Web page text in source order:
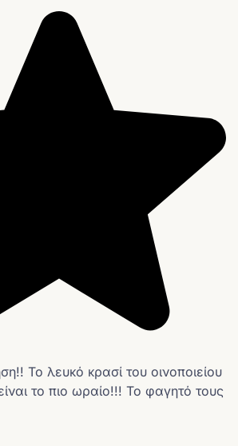
Το λευκό κρασί του οινοποιείου
το πιο ωραίο!!! Το φαγητό τους